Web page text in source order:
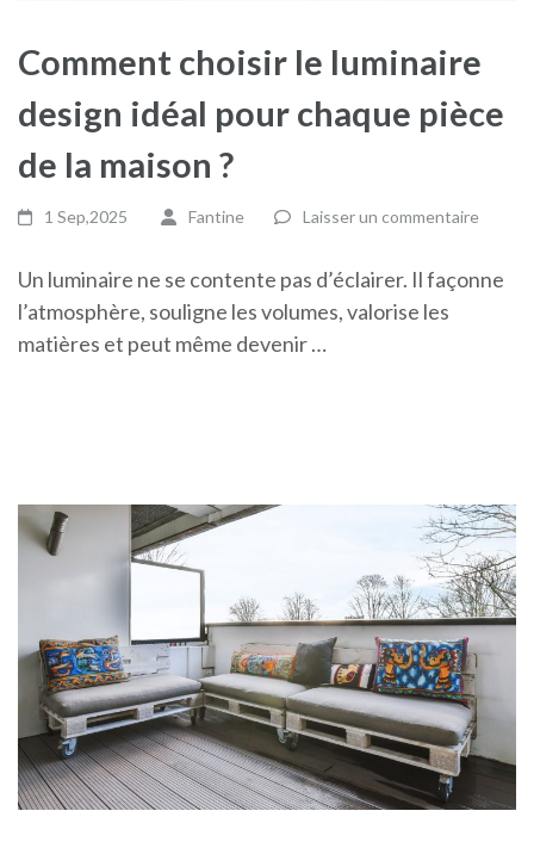
Comment choisir le luminaire
design idéal pour chaque pièce
de la maison ?
1 Sep,2025 Fantine Laisser un commentaire
Un luminaire ne se contente pas d’éclairer. Il façonne
l’atmosphère, souligne les volumes, valorise les
matières et peut même devenir …